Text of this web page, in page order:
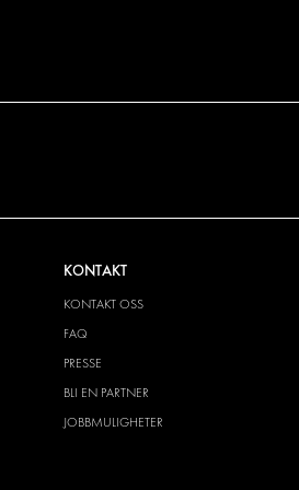
KONTAKT
KONTAKT OSS
FAQ
PRESSE
BLI EN PARTNER
JOBBMULIGHETER